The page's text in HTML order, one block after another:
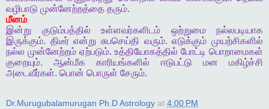
வழிபாடு முன்னேற்றத்தை தரும்.
மீனம்
இன்று
குடும்பத்தில் உள்ளவர்களிடம் ஒற்றுமை
நல்லபடியாக
இருக்கும். திடீர் என்று சுபசெய்தி வரும்.எடுக்கும் முயற்சிகளில்
நல்ல முன்னேற்றம் ஏற்படும்.உத்தியோகத்தில் போட்டி பொறாமைகள்
குறையும்.ஆன்மீக காரியங்களில் ஈடுபட்டு மன
மகிழ்ச்சி
அடைவீர்கள். பொன் பொருள் சேரும்.
Dr.Murugubalamurugan Ph.D Astrology at 4:00 PM